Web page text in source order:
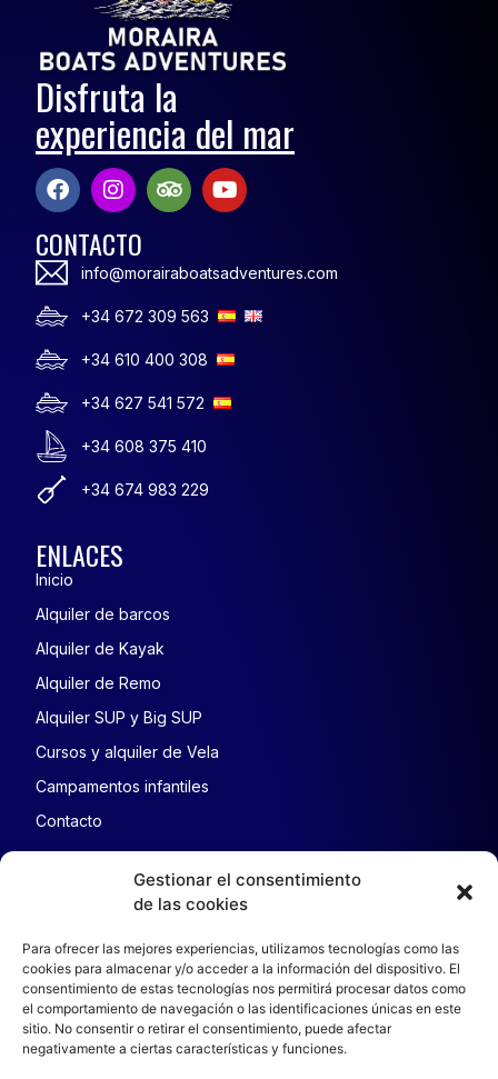
Gestionar el consentimiento
de las cookies
Para ofrecer las mejores experiencias, utilizamos tecnologías como las
cookies para almacenar y/o acceder a la información del dispositivo. El
consentimiento de estas tecnologías nos permitirá procesar datos como
el comportamiento de navegación o las identificaciones únicas en este
sitio. No consentir o retirar el consentimiento, puede afectar
negativamente a ciertas características y funciones.
Disfruta la
experiencia del mar
CONTACTO
info@morairaboatsadventures.com
+34 672 309 563
+34 610 400 308
+34 627 541 572
+34 608 375 410
+34 674 983 229
ENLACES
Inicio
Alquiler de barcos
Alquiler de Kayak
Alquiler de Remo
Alquiler SUP y Big SUP
Cursos y alquiler de Vela
Campamentos infantiles
Contacto
AVISO LEGAL
Política de cookies
Política de cancelación
Política de privacidad